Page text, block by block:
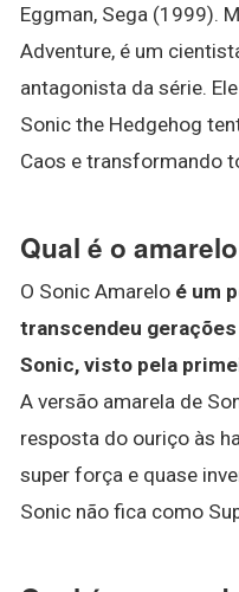
Eggman, Sega (1999).
Adventure, é um
antagonista da série.
Sonic the Hedgehog
Caos e transformando
Qual é o
O Sonic Amarelo é um
transcendeu
Sonic, visto pela
A versão amarela de
resposta do ouriço às
super força e quase
Sonic não fica como